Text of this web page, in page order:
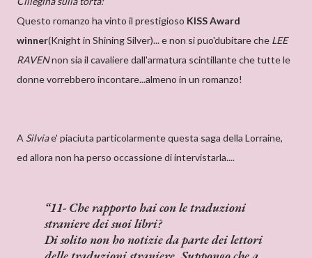
Questo romanzo ha vinto il prestigioso KISS Award
winner(Knight in Shining Silver)... e non si puo'dubitare che LEE
RAVENnon sia il cavaliere dall'armatura scintillante che tutte le
donne vorrebbero incontare...almeno in un romanzo!
A Silviae' piaciuta particolarmente questa saga della Lorraine,
ed allora non ha perso occassione di intervistarla....
11- Che rapporto hai con le traduzioni
straniere dei suoi libri?
Di solito non ho notizie da parte dei lettori